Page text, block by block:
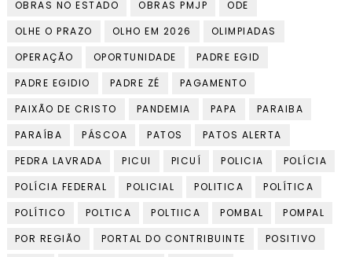
OBRAS NO ESTADO
OBRAS PMJP
ODE
OLHE O PRAZO
OLHO EM 2026
OLIMPIADAS
OPERAÇÃO
OPORTUNIDADE
PADRE EGID
PADRE EGIDIO
PADRE ZÉ
PAGAMENTO
PAIXÃO DE CRISTO
PANDEMIA PAPA
PARAIBA
PARAÍBA
PÁSCOA PATOS
PATOS ALERTA
PEDRA LAVRADA
PICUI PICUÍ POLICIA
POLÍCIA
POLÍCIA FEDERAL
POLICIAL POLITICA
POLÍTICA
POLÍTICO
POLTICA POLTIICA POMBAL
POMPAL
POR REGIÃO
PORTAL DO CONTRIBUINTE
POSITIVO